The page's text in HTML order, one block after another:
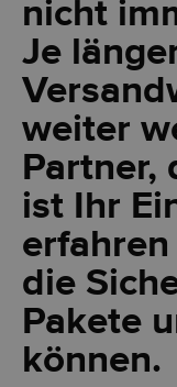
nicht
Je
weiter
Partner,
ist Ihr
die
Pakete
können.